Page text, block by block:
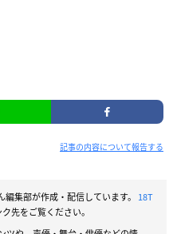
記事の内容について報告する
編集部が作成・配信しています。 18T
先をご覧ください。